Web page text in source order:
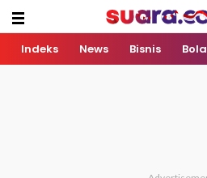
Indeks News Bisnis Bola